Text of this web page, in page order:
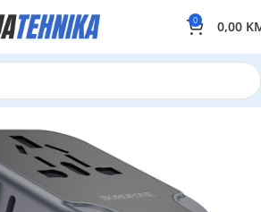
0 0,00